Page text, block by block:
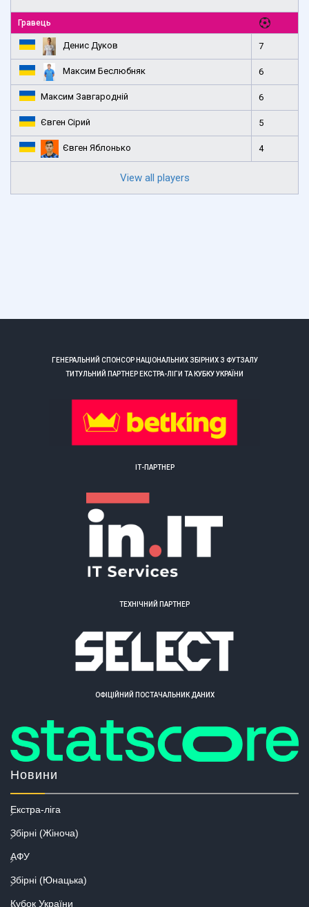
Гравець
Денис Дуков 7
Максим Беслюбняк 6
Максим Завгародній 6
Євген Сірий 5
Євген Яблонько 4
View all players
ГЕНЕРАЛЬНИЙ СПОНСОР НАЦІОНАЛЬНИХ ЗБІРНИХ З ФУТЗАЛУ
ТИТУЛЬНИЙ ПАРТНЕР ЕКСТРА-ЛІГИ ТА КУБКУ УКРАЇНИ
ІТ-ПАРТНЕР
ТЕХНІЧНИЙ ПАРТНЕР
ОФІЦІЙНИЙ ПОСТАЧАЛЬНИК ДАНИХ
Новини
Екстра-ліга
Збірні (Жіноча)
АФУ
Збірні (Юнацька)
Кубок України